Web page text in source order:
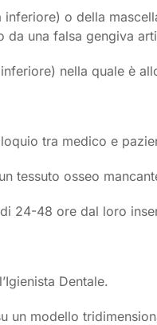
o della
da una falsa gengiva
nella quale è
tra medico e
tessuto osseo
24-48 ore dal loro
Dentale.
un modello